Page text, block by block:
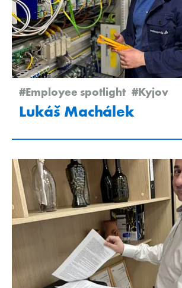
#Employee spotlight #Kyjov
Lukáš Machálek